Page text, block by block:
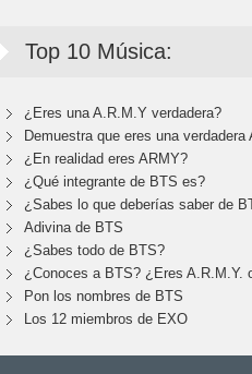
Top 10 Música:
¿Eres una A.R.M.Y verdadera?
Demuestra que eres una verdadera
¿En realidad eres ARMY?
¿Qué integrante de BTS es?
¿Sabes lo que deberías saber de
Adivina de BTS
¿Sabes todo de BTS?
¿Conoces a BTS? ¿Eres A.R.M.Y.
Pon los nombres de BTS
Los 12 miembros de EXO